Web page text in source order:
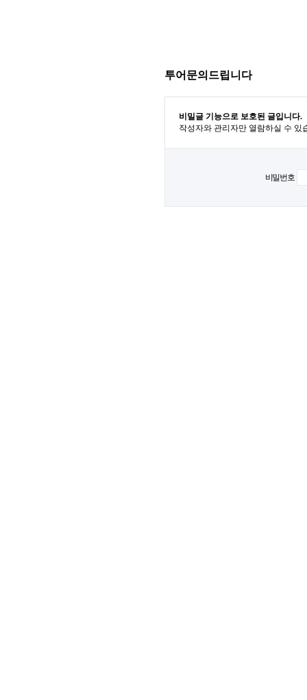
투어문의드립니다
비밀글 기능으로 보호된 글입니다.
작성자와 관리자만 열람하실 수 있
비밀번호